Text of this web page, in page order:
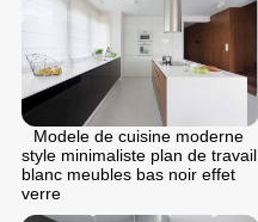
Modele de cuisine moderne
style minimaliste plan de travail
blanc meubles bas noir effet
verre